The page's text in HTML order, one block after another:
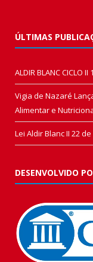
ÚLTIMAS
ALDIR BLANC CICLO II
Vigia de Nazaré
Alimentar e
Lei Aldir Blanc II 22
DESENVOLVIDO